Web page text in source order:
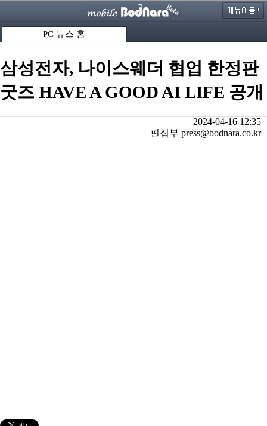
PC 뉴스 홈
삼성전자, 나이스웨더 협업 한정판
굿즈 HAVE A GOOD AI LIFE 공개
2024-04-16 12:35
편집부 press@bodnara.co.kr